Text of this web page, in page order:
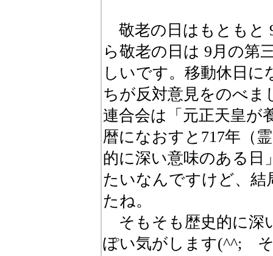
敬老の日はもともと
ら敬老の日は 9月の第
しいです。移動休日
ちが反対意見をのべま
連合会は「元正天皇が
暦になおすと717年（
的に深い意味のある日
たいなんですけど、
たね。
そもそも歴史的に深
ぽい気がします(^^;